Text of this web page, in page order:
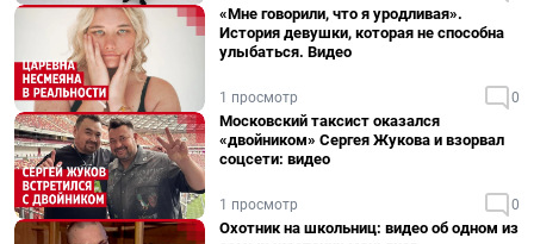
«Мне говорили, что я уродливая».
История девушки, которая не способна
улыбаться. Видео
1 просмотр 0
Московский таксист оказался
«двойником» Сергея Жукова и взорвал
соцсети: видео
1 просмотр 0
Охотник на школьниц: видео об одном из